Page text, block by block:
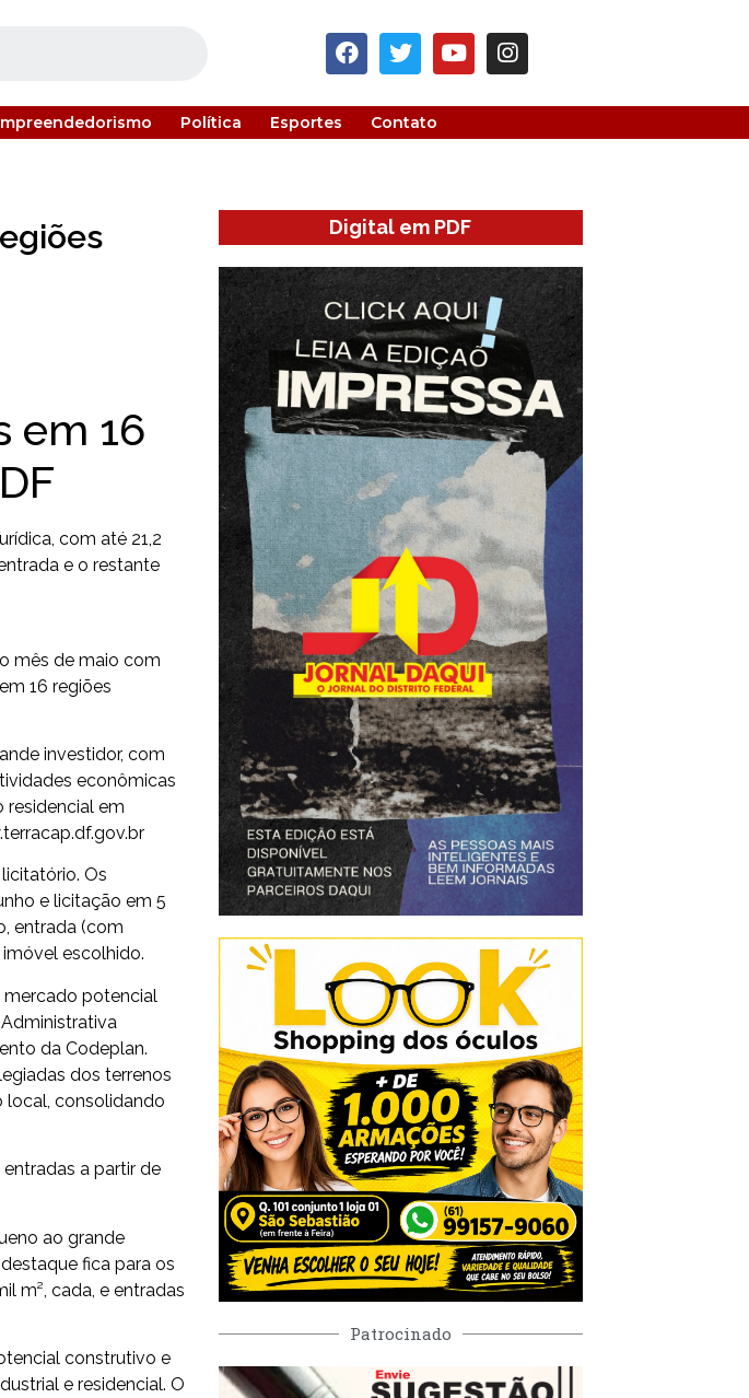
Política Esportes Contato
em 16
com até 21,2
e o restante
mês de maio com
16 regiões
investidor, com
econômicas
residencial em
Os
e licitação em 5
entrada (com
escolhido.
mercado potencial
da Codeplan.
dos terrenos
local, consolidando
a partir de
ao grande
fica para os
m², cada, e entradas
construtivo e
e residencial. O
Digital em PDF
Patrocinado